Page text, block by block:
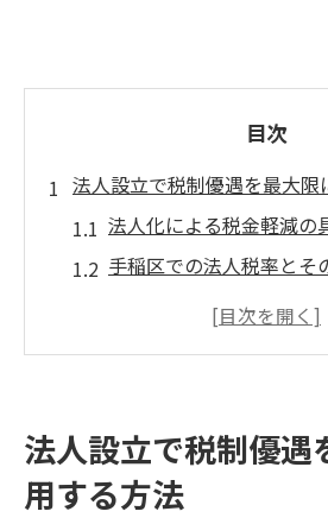
目次
法人設立で税制優遇を最大限
法人化による税金軽減の
手稲区での法人税率とそ
節税対策としての法人設立
資金調達の幅を広げる法人設
法人化がもたらす融資の
法人設立で税制優遇
用する方法